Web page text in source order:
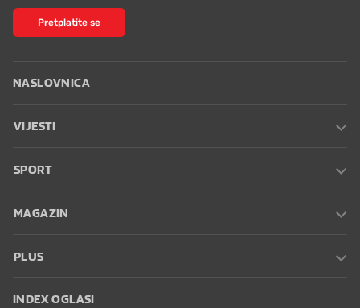
Pretplatite se
NASLOVNICA
VIJESTI
SPORT
MAGAZIN
PLUS
INDEX OGLASI